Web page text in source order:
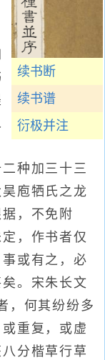
续书断
续书谱
衍极并注
种加三十三
庖牺氏之龙
，不免附
，作书者仅
或有之，必
。宋朱长文
，何其纷纷多
重复，或虚
分楷草行草